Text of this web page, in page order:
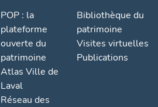
POP : la
plateforme
ouverte du
patrimoine
Atlas Ville de
Laval
Réseau des
Bibliothèque du
patrimoine
Visites virtuelles
Publications